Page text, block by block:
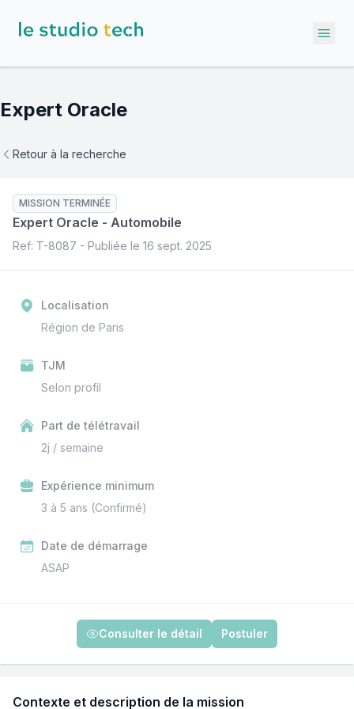
Expert Oracle
Retour à la recherche
Expert Oracle - Automobile
MISSION TERMINÉE
Ref: T-8087 - Publiée le 16 sept. 2025
Localisation
Région de Paris
TJM
Selon profil
Part de télétravail
2j / semaine
Expérience minimum
3 à 5 ans (Confirmé)
Date de démarrage
ASAP
Consulter le détail Postuler
Contexte et description de la mission